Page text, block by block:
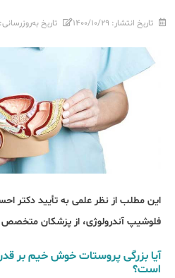
تاریخ انتشار: ۱۴۰۰/۱۰/۲۹ تاریخ به‌روزرسانی:
این مطلب از نظر علمی به تأیید دکتر
فلوشیپ آندرولوژی، از پزشکان
آیا بزرگی پروستات خوش خیم بر
است؟